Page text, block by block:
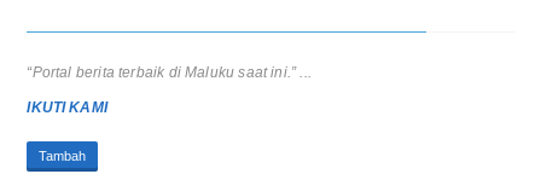
“Portal berita terbaik di Maluku saat ini.” ...
IKUTI KAMI
Tambah